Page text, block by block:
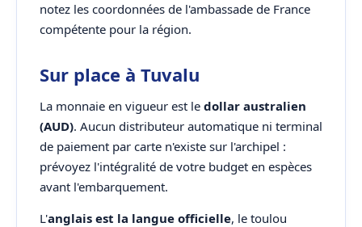
notez les coordonnées de l'ambassade de France
compétente pour la région.
Sur place à Tuvalu
La monnaie en vigueur est le dollar australien
(AUD). Aucun distributeur automatique ni terminal
de paiement par carte n'existe sur l'archipel :
prévoyez l'intégralité de votre budget en espèces
avant l'embarquement.
L'anglais est la langue officielle, le toulou